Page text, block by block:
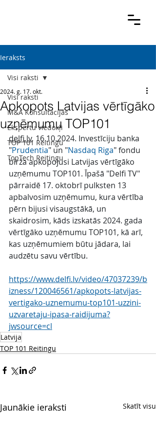
Ieraksts
Visi raksti
M&A Konsultācijas
Ekspertu viedokļi
TOP 101 Reitingu
TopTech Reitingu
Visi raksti
Apkopots Latvijas vērtīgāko
uzņēmumu TOP101
2024. g. 17. okt.
delfi.lv, 16.10.2024. Investīciju banka
"Prudentia" un "Nasdaq Riga" fondu
birža apkopojusi Latvijas vērtīgāko
uzņēmumu TOP101. Īpašā "Delfi TV"
pārraidē 17. oktobrī pulksten 13
apbalvosim uzņēmumu, kura vērtība
pērn bijusi visaugstākā, un
skaidrosim, kāds izskatās 2024. gada
vērtīgāko uzņēmumu TOP101, kā arī,
kas uzņēmumiem būtu jādara, lai
audzētu savu vērtību.
https://www.delfi.lv/video/47037239/b
izness/120046561/apkopots-latvijas-
vertigako-uznemumu-top101-uzzini-
uzvaretaju-ipasa-raidijuma?
jwsource=cl
Latvija
TOP 101 Reitingu
Jaunākie ieraksti Skatīt visu